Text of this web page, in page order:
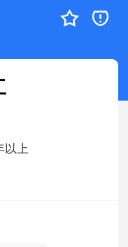
以上